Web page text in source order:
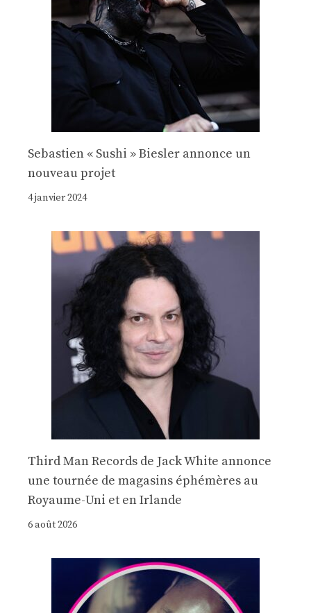
Sebastien « Sushi » Biesler annonce un
nouveau projet
4 janvier 2024
Third Man Records de Jack White annonce
une tournée de magasins éphémères au
Royaume-Uni et en Irlande
6 août 2026